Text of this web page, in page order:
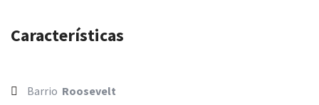
Características
Barrio Roosevelt